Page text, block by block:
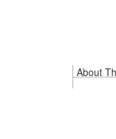
About